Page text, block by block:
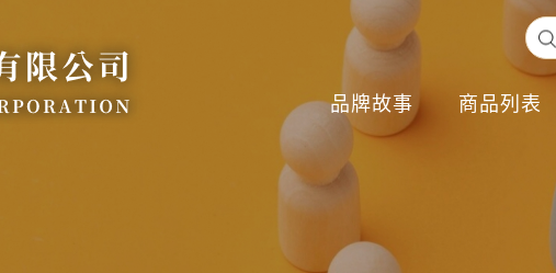
品牌故事 商品列表